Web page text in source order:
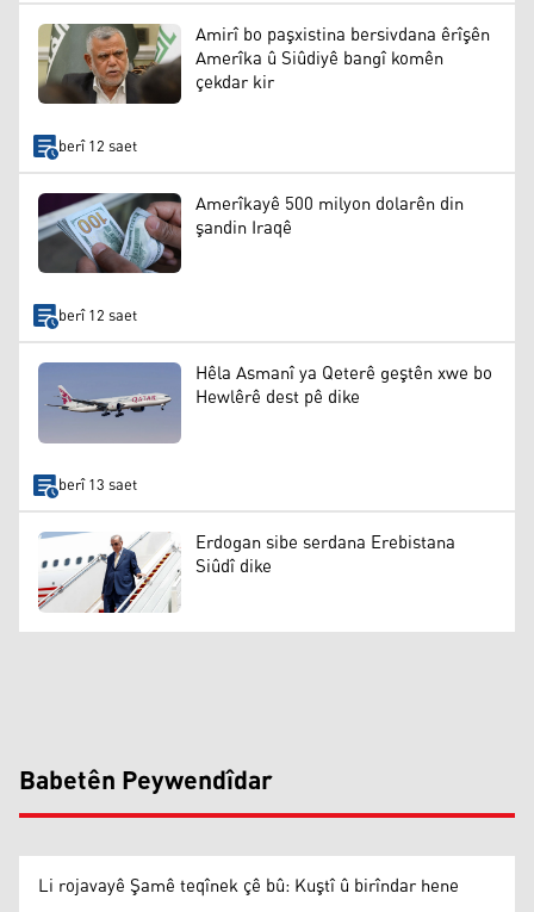
Amirî bo paşxistina bersivdana êrîşên
Amerîka û Siûdiyê bangî komên
çekdar kir
berî 12 saet
Amerîkayê 500 milyon dolarên din
şandin Iraqê
berî 12 saet
Hêla Asmanî ya Qeterê geştên xwe bo
Hewlêrê dest pê dike
berî 13 saet
Erdogan sibe serdana Erebistana
Siûdî dike
Babetên Peywendîdar
Li rojavayê Şamê teqînek çê bû: Kuştî û birîndar hene